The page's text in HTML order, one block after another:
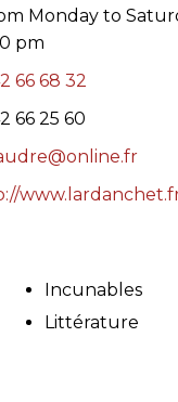
Monday to
pm
66 68 32
66 25 60
Incunables
Littérature